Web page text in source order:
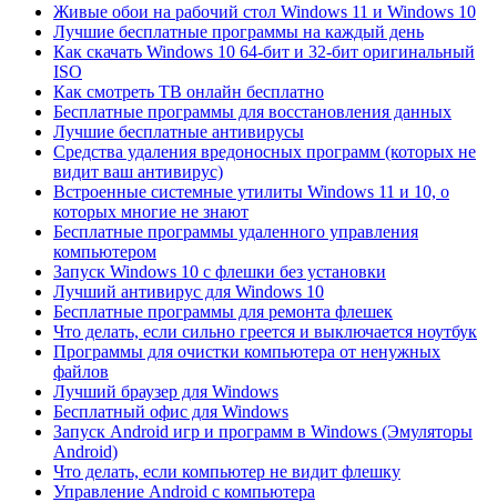
Живые обои на рабочий стол Windows 11 и Windows 10
Лучшие бесплатные программы на каждый день
Как скачать Windows 10 64-бит и 32-бит оригинальный
ISO
Как смотреть ТВ онлайн бесплатно
Бесплатные программы для восстановления данных
Лучшие бесплатные антивирусы
Средства удаления вредоносных программ (которых не
видит ваш антивирус)
Встроенные системные утилиты Windows 11 и 10, о
которых многие не знают
Бесплатные программы удаленного управления
компьютером
Запуск Windows 10 с флешки без установки
Лучший антивирус для Windows 10
Бесплатные программы для ремонта флешек
Что делать, если сильно греется и выключается ноутбук
Программы для очистки компьютера от ненужных
файлов
Лучший браузер для Windows
Бесплатный офис для Windows
Запуск Android игр и программ в Windows (Эмуляторы
Android)
Что делать, если компьютер не видит флешку
Управление Android с компьютера